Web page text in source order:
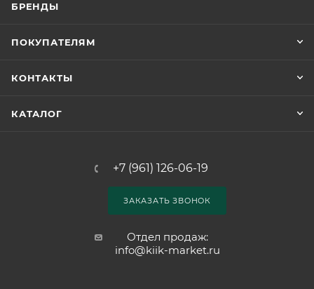
БРЕНДЫ
ПОКУПАТЕЛЯМ
КОНТАКТЫ
КАТАЛОГ
+7 (961) 126-06-19
ЗАКАЗАТЬ ЗВОНОК
Отдел продаж:
info@kiik-market.ru